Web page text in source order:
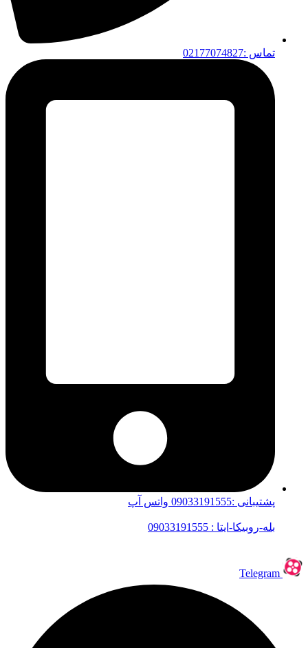
تماس :02177074827
پشتیبانی :09033191555 واتس آپ
بله-روبیکا-ایتا : 09033191555
Telegram